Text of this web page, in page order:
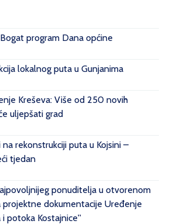
program Dana općine
lokalnog puta u Gunjanima
Kreševa: Više od 250 novih
uljepšati grad
rekonstrukciji puta u Kojsini –
tjedan
ponuditelja u otvorenom
projektne dokumentacije Uređenje
potoka Kostajnice''